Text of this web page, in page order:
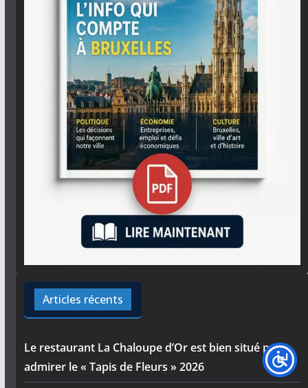
Articles récents
Le restaurant La Chaloupe d’Or est bien situé pour
admirer le « Tapis de Fleurs » 2026